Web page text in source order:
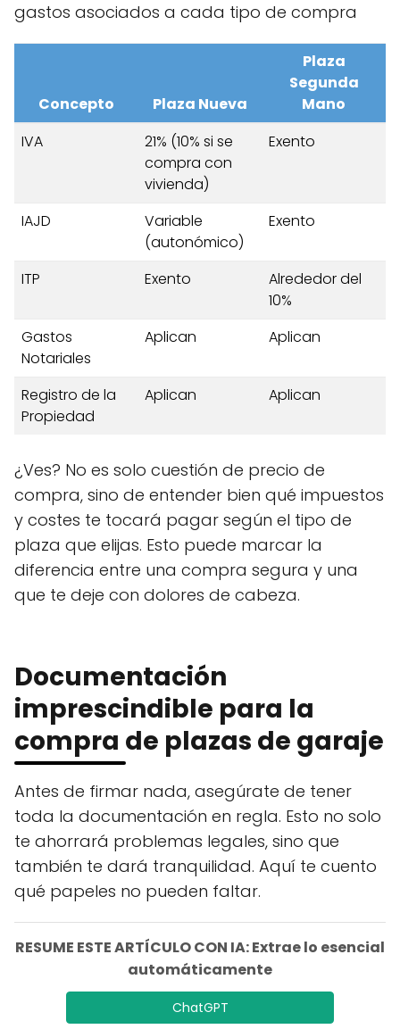
gastos asociados a cada tipo de compra
Concepto Plaza Nueva
Plaza
Segunda
Mano
IVA
21% (10% si se
compra con
vivienda)
Exento
IAJD
Variable
(autonómico)
Exento
ITP Exento
Alrededor del
10%
Gastos
Notariales
Aplican Aplican
Registro de la
Propiedad
Aplican Aplican
¿Ves? No es solo cuestión de precio de
compra, sino de entender bien qué impuestos
y costes te tocará pagar según el tipo de
plaza que elijas. Esto puede marcar la
diferencia entre una compra segura y una
que te deje con dolores de cabeza.
Documentación
imprescindible para la
compra de plazas de garaje
Antes de firmar nada, asegúrate de tener
toda la documentación en regla. Esto no solo
te ahorrará problemas legales, sino que
también te dará tranquilidad. Aquí te cuento
qué papeles no pueden faltar.
RESUME ESTE ARTÍCULO CON IA: Extrae lo esencial
automáticamente
ChatGPT